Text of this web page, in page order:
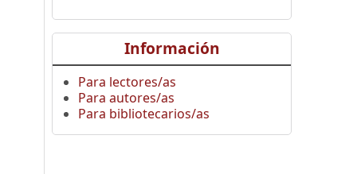
Información
Para lectores/as
Para autores/as
Para bibliotecarios/as